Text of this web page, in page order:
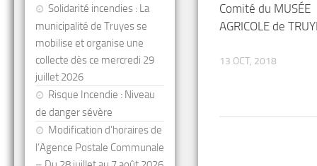
Comité du MUSÉE
AGRICOLE de
13 OCT, 2018
Solidarité incendies : La
municipalité de Truyes se
mobilise et organise une
collecte dès ce mercredi 29
juillet 2026
Risque Incendie : Niveau
de danger sévère
Modification d’horaires de
l’Agence Postale Communale